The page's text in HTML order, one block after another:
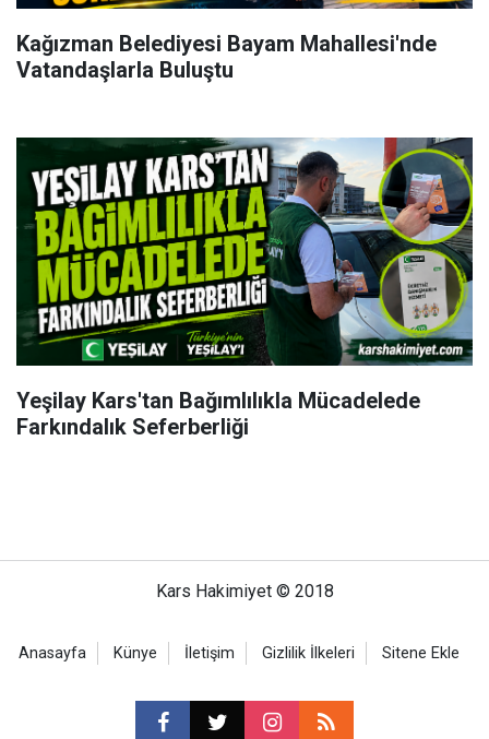
Kağızman Belediyesi Bayam Mahallesi'nde
Vatandaşlarla Buluştu
Yeşilay Kars'tan Bağımlılıkla Mücadelede
Farkındalık Seferberliği
Kars Hakimiyet © 2018
Anasayfa Künye İletişim Gizlilik İlkeleri Sitene Ekle